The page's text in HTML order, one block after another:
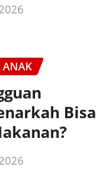
ANAK
Bisa